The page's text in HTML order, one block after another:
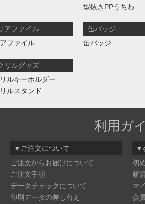
型抜きPPうちわ
アファイル
ファイル
缶バッジ
缶バッジ
リルグッズ
ルキーホルダー
ルスタンド
利用ガ
▼ご注文について
ご注文からお届けについて
ご注文手順
データチェックについて
印刷データの差し替え
▼
初
新
マ
会